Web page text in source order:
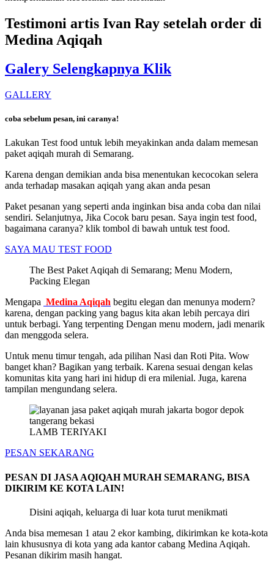
Testimoni artis Ivan Ray setelah order di
Medina Aqiqah
Galery Selengkapnya Klik
GALLERY
coba sebelum pesan, ini caranya!
Lakukan Test food untuk lebih meyakinkan anda dalam memesan
paket aqiqah murah di Semarang.
Karena dengan demikian anda bisa menentukan kecocokan selera
anda terhadap masakan aqiqah yang akan anda pesan
Paket pesanan yang seperti anda inginkan bisa anda coba dan nilai
sendiri. Selanjutnya, Jika Cocok baru pesan. Saya ingin test food,
bagaimana caranya? klik tombol di bawah untuk test food.
SAYA MAU TEST FOOD
The Best Paket Aqiqah di Semarang; Menu Modern,
Packing Elegan
Mengapa Medina Aqiqah begitu elegan dan menunya modern?
karena, dengan packing yang bagus kita akan lebih percaya diri
untuk berbagi. Yang terpenting Dengan menu modern, jadi menarik
dan menggoda selera.
Untuk menu timur tengah, ada pilihan Nasi dan Roti Pita. Wow
banget khan? Bagikan yang terbaik. Karena sesuai dengan kelas
komunitas kita yang hari ini hidup di era milenial. Juga, karena
tampilan mengundang selera.
LAMB TERIYAKI
PESAN SEKARANG
PESAN DI JASA AQIQAH MURAH SEMARANG, BISA
DIKIRIM KE KOTA LAIN!
Disini aqiqah, keluarga di luar kota turut menikmati
Anda bisa memesan 1 atau 2 ekor kambing, dikirimkan ke kota-kota
lain khususnya di kota yang ada kantor cabang Medina Aqiqah.
Pesanan dikirim masih hangat.